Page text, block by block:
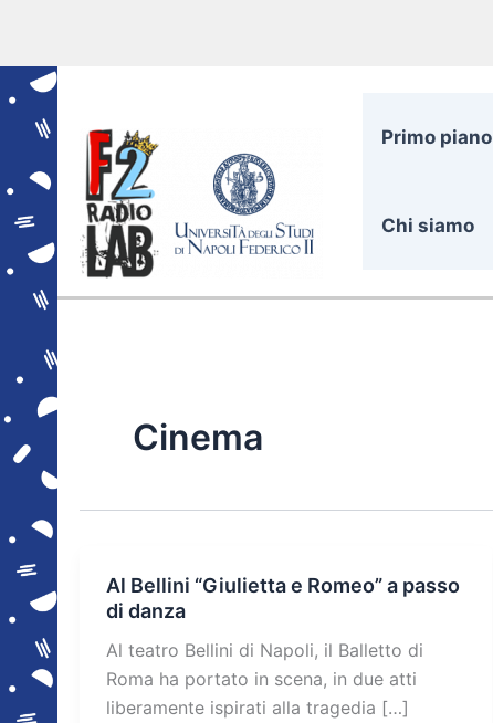
contenuto
Primo piano
Chi siamo
Cinema
Al Bellini “Giulietta e Romeo” a passo
di danza
Al teatro Bellini di Napoli, il Balletto di
Roma ha portato in scena, in due atti
liberamente ispirati alla tragedia […]